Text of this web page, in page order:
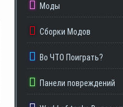
Моды
Сборки Модов
Во ЧТО Поиграть?
Панели повреждений